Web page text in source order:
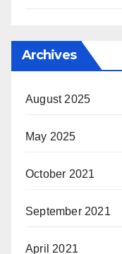
Archives
August 2025
May 2025
October 2021
September 2021
April 2021